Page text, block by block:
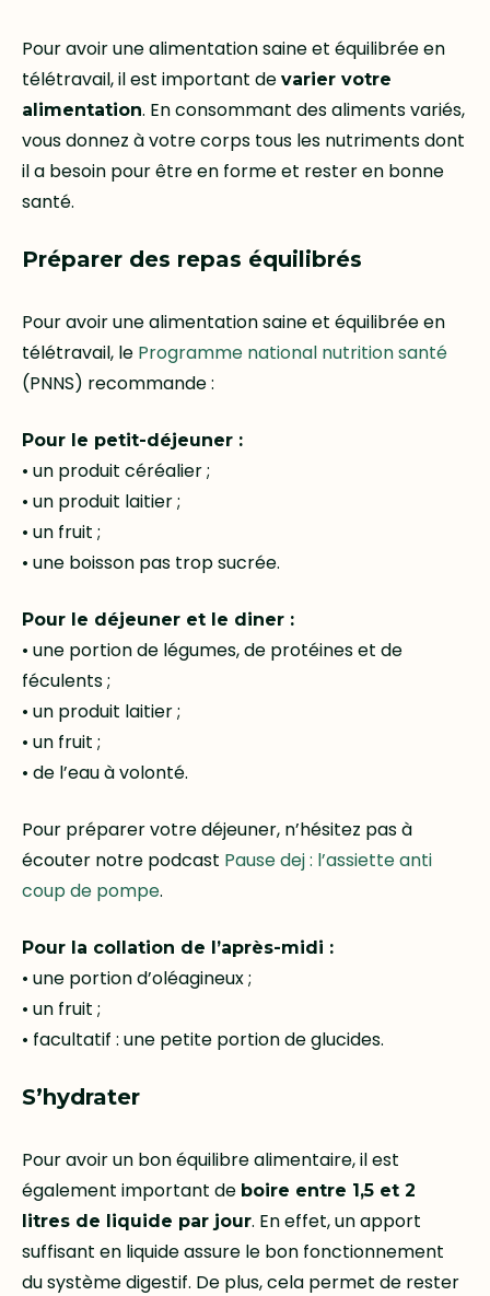
Pour avoir une alimentation saine et équilibrée en
télétravail, il est important de varier votre
alimentation. En consommant des aliments variés,
vous donnez à votre corps tous les nutriments dont
il a besoin pour être en forme et rester en bonne
santé.
Préparer des repas équilibrés
Pour avoir une alimentation saine et équilibrée en
télétravail, le Programme national nutrition santé
(PNNS) recommande :
Pour le petit-déjeuner :
• un produit céréalier ;
• un produit laitier ;
• un fruit ;
• une boisson pas trop sucrée.
Pour le déjeuner et le diner :
• une portion de légumes, de protéines et de
féculents ;
• un produit laitier ;
• un fruit ;
• de l’eau à volonté.
Pour préparer votre déjeuner, n’hésitez pas à
écouter notre podcast Pause dej : l’assiette anti
coup de pompe.
Pour la collation de l’après-midi :
• une portion d’oléagineux ;
• un fruit ;
• facultatif : une petite portion de glucides.
S’hydrater
Pour avoir un bon équilibre alimentaire, il est
également important de boire entre 1,5 et 2
litres de liquide par jour. En effet, un apport
suffisant en liquide assure le bon fonctionnement
du système digestif. De plus, cela permet de rester